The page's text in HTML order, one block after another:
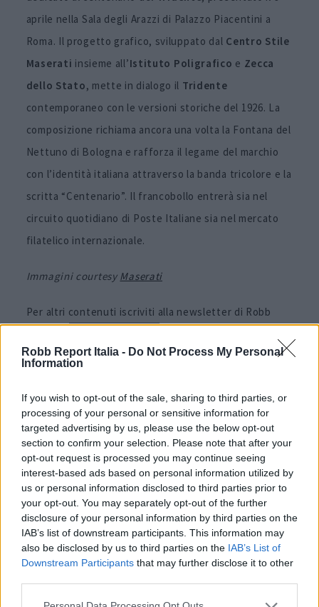
Robb Report Italia - Do Not Process My Personal
Information
If you wish to opt-out of the sale, sharing to third parties, or
processing of your personal or sensitive information for
targeted advertising by us, please use the below opt-out
section to confirm your selection. Please note that after your
opt-out request is processed you may continue seeing
interest-based ads based on personal information utilized by
us or personal information disclosed to third parties prior to
your opt-out. You may separately opt-out of the further
disclosure of your personal information by third parties on the
IAB’s list of downstream participants. This information may
also be disclosed by us to third parties on the IAB’s List of
Downstream Participants that may further disclose it to other
aprile nella Sala degli Arazzi di Palazzo Piacentini a
Roma. Il progetto grafico, sviluppato dal Centro Stile
Maserati insieme all’Istituto Poligrafico e Zecca
dello Stato, mette in dialogo il Tridente
contemporaneo con le versioni storiche del 1926. La
composizione richiama ancora una volta la Fontana del
Nettuno di Bologna e rafforza il legame del marchio
con l’identità italiana attraverso la banda tricolore e la
scritta “Centenario”. Il francobollo entrerà sia nel
circuito quotidiano di Poste Italiane sia nel mercato
filatelico internazionale.
Immagini courtesy Maserati
Per altri contenuti iscriviti alla newsletter di Robb
Report ISCRIVITI
Share
RELATED POSTS